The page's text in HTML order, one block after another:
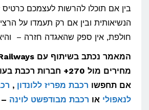
בין אם תוכלו להרשות לעצמכם כרטיס
הנשיאותית ובין אם רק תעמדו על
חולפת, אין ספק שהאגדה חזרה –
מחירים מול 270+ חברות
אם תחפשו רכבת מפריז ללונדון ,
לנאפולי או רכבת מבודפשט לוינה –